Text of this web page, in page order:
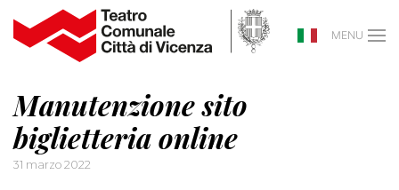
MENU
Manutenzione sito
biglietteria online
31 marzo 2022